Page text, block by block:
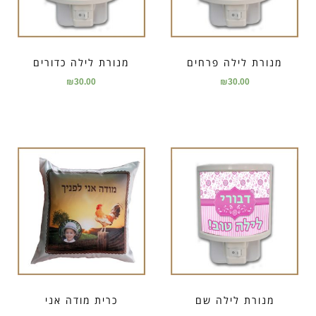
מנורת לילה פרחים
₪30.00
מנורת לילה כדורים
₪30.00
מנורת לילה שם כרית מודה אני